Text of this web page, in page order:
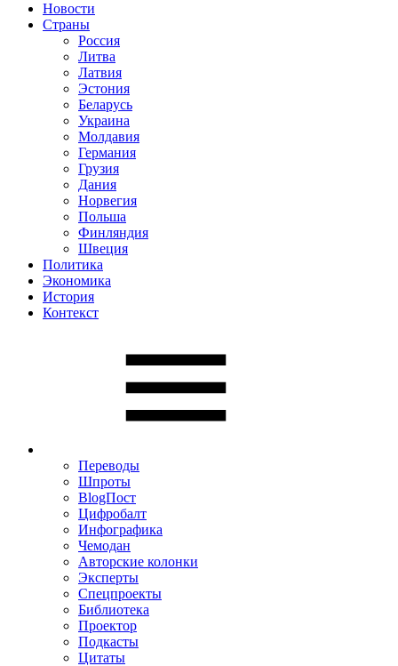
Новости
Страны
Россия
Литва
Латвия
Эстония
Беларусь
Украина
Молдавия
Германия
Грузия
Дания
Норвегия
Польша
Финляндия
Швеция
Политика
Экономика
История
Контекст
Переводы
Шпроты
BlogПост
Цифробалт
Инфографика
Чемодан
Авторские колонки
Эксперты
Спецпроекты
Библиотека
Проектор
Подкасты
Цитаты